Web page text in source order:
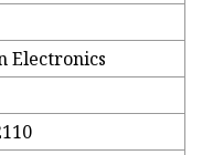
Electronics